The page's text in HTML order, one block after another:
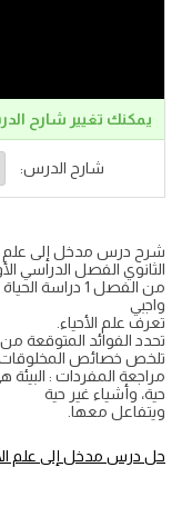
يمكنك تغيير شارح
شارح الدرس:
الثانوي الفصل الدراسي
واجبي
تعرف علم الأحياء.
تحدد الفوائد المتوقعة من
تلخص خصائص المخلوقات
مراجعة المفردات :
حية، وأشياء غير حية
ويتفاعل معها.
حل درس مدخل إلى علم الأحياء